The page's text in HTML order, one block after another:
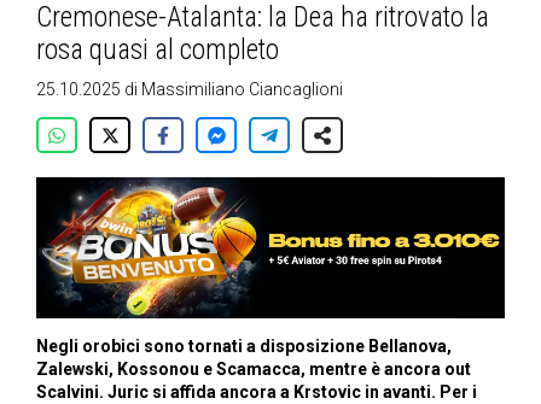
Cremonese-Atalanta: la Dea ha ritrovato la
rosa quasi al completo
25.10.2025 di Massimiliano Ciancaglioni
Negli orobici sono tornati a disposizione Bellanova,
Zalewski, Kossonou e Scamacca, mentre è ancora out
Scalvini. Juric si affida ancora a Krstovic in avanti. Per i